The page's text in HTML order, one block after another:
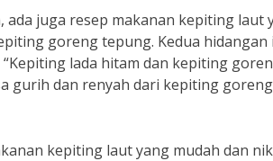
ada juga resep makanan kepiting laut
goreng tepung. Kedua
lada hitam dan kepiting
gurih dan renyah dari kepiting
kepiting laut yang mudah dan